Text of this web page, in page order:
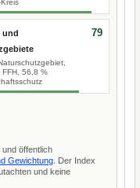
und
FFH, 56,8 %
79
öffentlich
Gewichtung . Der Index
und keine